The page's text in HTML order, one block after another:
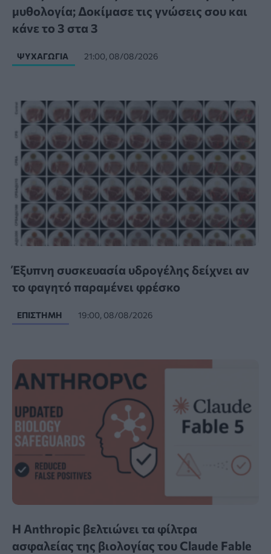
μυθολογία; Δοκίμασε τις γνώσεις σου και
κάνε το 3 στα 3
ΨΥΧΑΓΩΓΊΑ 21:00, 08/08/2026
Έξυπνη συσκευασία υδρογέλης δείχνει αν
το φαγητό παραμένει φρέσκο
ΕΠΙΣΤΉΜΗ 19:00, 08/08/2026
Η Anthropic βελτιώνει τα φίλτρα
ασφαλείας της βιολογίας του Claude Fable